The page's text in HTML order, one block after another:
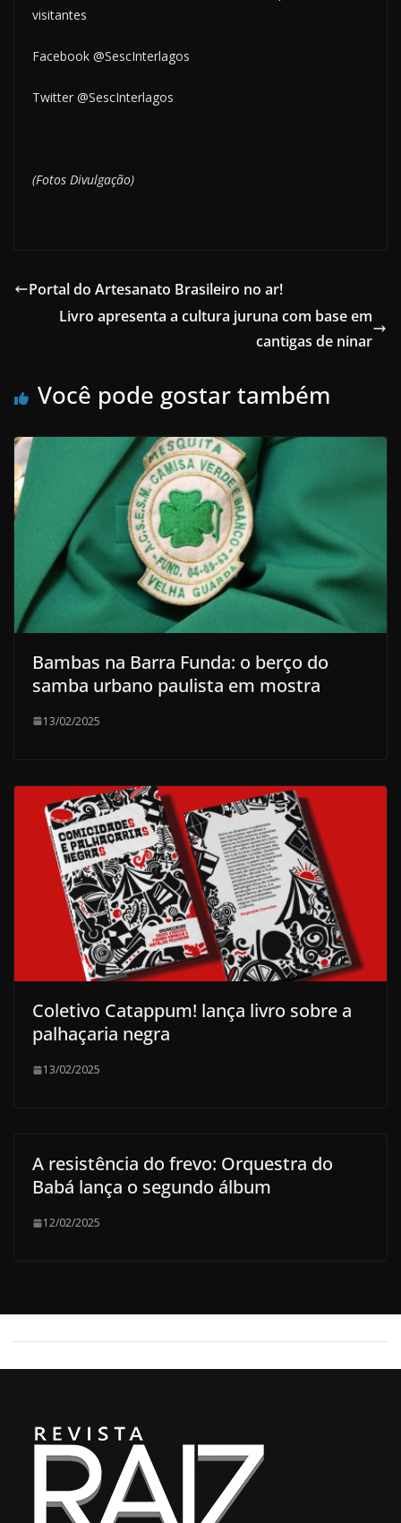
visitantes
Facebook @SescInterlagos
Twitter @SescInterlagos
(Fotos Divulgação)
Portal do Artesanato Brasileiro no ar!
Livro apresenta a cultura juruna com base em
cantigas de ninar
Você pode gostar também
Bambas na Barra Funda: o berço do
samba urbano paulista em mostra
13/02/2025
Coletivo Catappum! lança livro sobre a
palhaçaria negra
13/02/2025
A resistência do frevo: Orquestra do
Babá lança o segundo álbum
12/02/2025